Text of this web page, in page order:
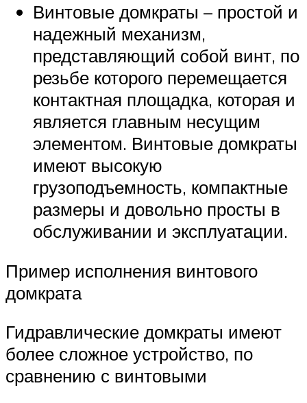
Винтовые домкраты – простой и
надежный механизм,
представляющий собой винт, по
резьбе которого перемещается
контактная площадка, которая и
является главным несущим
элементом. Винтовые домкраты
имеют высокую
грузоподъемность, компактные
размеры и довольно просты в
обслуживании и эксплуатации.
Пример исполнения винтового
домкрата
Гидравлические домкраты имеют
более сложное устройство, по
сравнению с винтовыми